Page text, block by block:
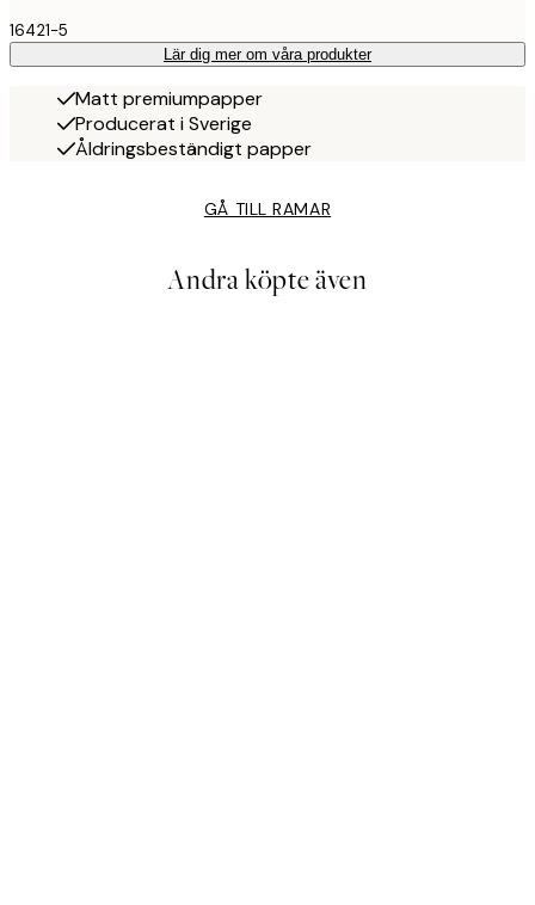
16421-5
Lär dig mer om våra produkter
Matt premiumpapper
Producerat i Sverige
Åldringsbeständigt papper
GÅ TILL RAMAR
Andra köpte även